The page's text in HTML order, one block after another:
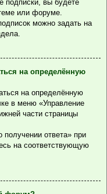
подписки, вы будете
или форуме.
можно задать на
на определённую
на определённую
в меню «Управление
части страницы
ответа» при
на соответствующую